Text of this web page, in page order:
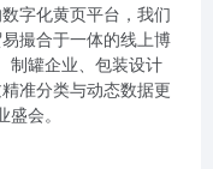
字化黄页平台，我们
撮合于一体的线上博
制罐企业、包装设计
准分类与动态数据更
会。